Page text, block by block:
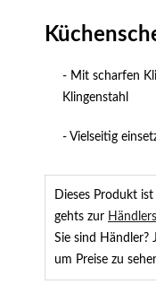
- Mit scharfen
Klingenstahl
- Vielseitig
Dieses Produkt
gehts zur
Sie sind Händler?
um Preise zu